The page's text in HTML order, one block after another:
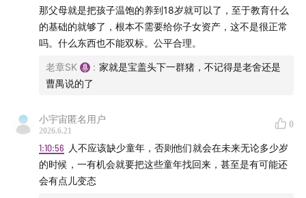
了他前半生最有影响力的理程碑式唱片“Thriller”。同时，
因为他贪婪而有控制俗的父亲，他的童年成长过程受到巨
大冲击，不健康的成长之路为他之后的人生风雨埋下了危
机伏笔。
bobby8816 并回答第一期节目讨论的影片名称。
那父母就是把孩子温饱的养到18岁就可以了，至于教育什么
的基础的就够了，根本不需要给你子女资产，这不是很正常
吗。什么东西也不能双标。公平合理。
老章SK : 家就是宝盖头下一群猪，不记得是老舍还是
曹禺说的了
小宇宙匿名用户
2026.6.21
0
1:10:56 人不应该缺少童年，否则他们就会在未来无论多少岁
的时候，一有机会就要把这些童年找回来，甚至是有可能还
会有点儿变态